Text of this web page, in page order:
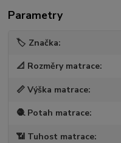
Parametry
🏷️ Značka
📐 Rozměry matrace
📏 Výška matrace
🧶 Potah matrace
📶 Tuhost matrace